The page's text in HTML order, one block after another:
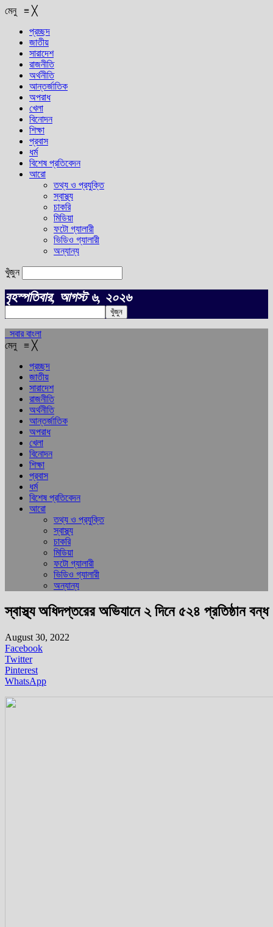
মেনু ≡ ╳
প্রচ্ছদ
জাতীয়
সারাদেশ
রাজনীতি
অর্থনীতি
আন্তর্জাতিক
অপরাধ
খেলা
বিনোদন
শিক্ষা
প্রবাস
ধর্ম
বিশেষ প্রতিবেদন
আরো
তথ্য ও প্রযুক্তি
স্বাস্থ্য
চাকরি
মিডিয়া
ফটো গ্যালারী
ভিডিও গ্যালারী
অন্যান্য
খুঁজুন
বৃহস্পতিবার, আগস্ট ৬, ২০২৬
সবার বাংলা
মেনু ≡ ╳
প্রচ্ছদ
জাতীয়
সারাদেশ
রাজনীতি
অর্থনীতি
আন্তর্জাতিক
অপরাধ
খেলা
বিনোদন
শিক্ষা
প্রবাস
ধর্ম
বিশেষ প্রতিবেদন
আরো
তথ্য ও প্রযুক্তি
স্বাস্থ্য
চাকরি
মিডিয়া
ফটো গ্যালারী
ভিডিও গ্যালারী
অন্যান্য
স্বাস্থ্য অধিদপ্তরের অভিযানে ২ দিনে ৫২৪ প্রতিষ্ঠান বন্ধ
August 30, 2022
Facebook
Twitter
Pinterest
WhatsApp